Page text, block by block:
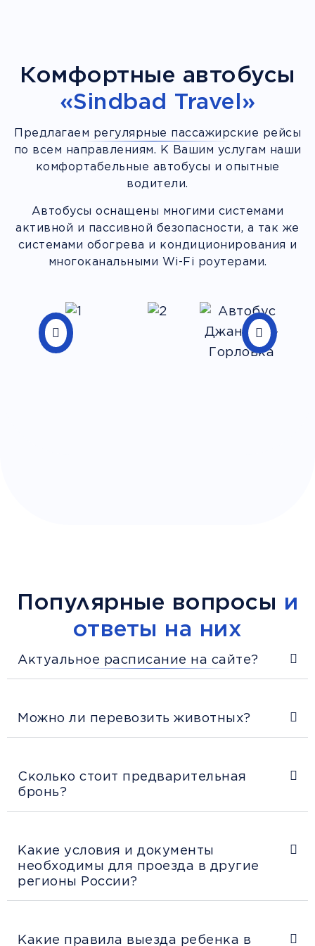
Комфортные автобусы
«Sindbad Travel»
Предлагаем регулярные пассажирские рейсы
по всем направлениям. К Вашим услугам наши
комфортабельные автобусы и опытные
водители.
Автобусы оснащены многими системами
активной и пассивной безопасности, а так же
системами обогрева и кондиционирования и
многоканальными Wi-Fi роутерами.
Популярные вопросы и
ответы на них
Актуальное расписание на сайте?
Можно ли перевозить животных?
Сколько стоит предварительная
бронь?
Какие условия и документы
необходимы для проезда в другие
регионы России?
Какие правила выезда ребенка в